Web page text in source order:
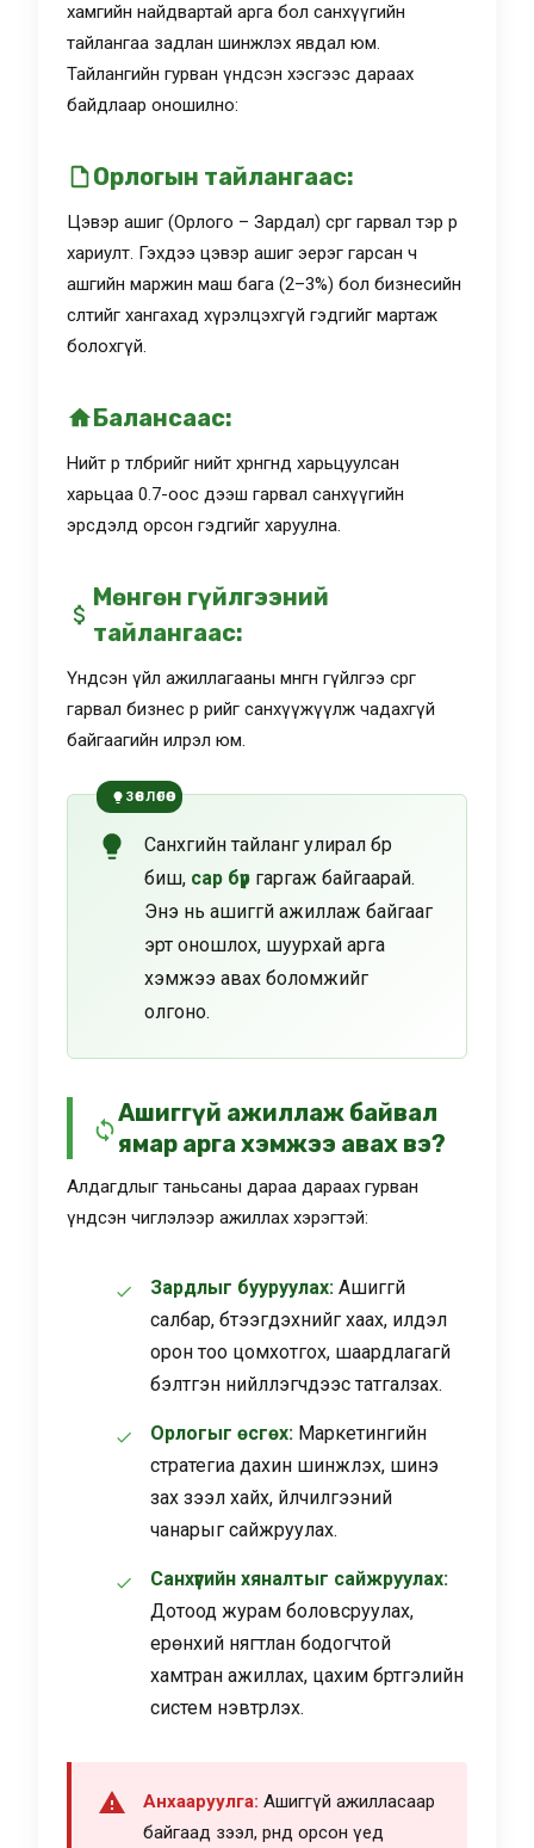
хамгийн найдвартай арга бол санхүүгийн
тайлангаа задлан шинжлэх явдал юм.
Тайлангийн гурван үндсэн хэсгээс дараах
байдлаар оношилно:
Орлогын тайлангаас:
Цэвэр ашиг (Орлого – Зардал) сөрөг гарвал тэр өөрөө
хариулт. Гэхдээ цэвэр ашиг эерэг гарсан ч
ашгийн маржин маш бага (2–3%) бол бизнесийн
өсөлтийг хангахад хүрэлцэхгүй гэдгийг мартаж
болохгүй.
Балансаас:
Нийт өр төлбөрийг нийт хөрөнгөнд харьцуулсан
харьцаа 0.7-оос дээш гарвал санхүүгийн
эрсдэлд орсон гэдгийг харуулна.
Мөнгөн гүйлгээний
тайлангаас:
Үндсэн үйл ажиллагааны мөнгөн гүйлгээ сөрөг
гарвал бизнес өөрөө өөрийгөө санхүүжүүлж чадахгүй
байгаагийн илрэл юм.
ЗӨВЛӨГӨӨ
Санхүүгийн тайланг улирал бүр
биш, сар бүр гаргаж байгаарай.
Энэ нь ашиггүй ажиллаж байгааг
эрт оношлох, шуурхай арга
хэмжээ авах боломжийг
олгоно.
Ашиггүй ажиллаж байвал
ямар арга хэмжээ авах вэ?
Алдагдлыг таньсаны дараа дараах гурван
үндсэн чиглэлээр ажиллах хэрэгтэй:
Зардлыг бууруулах: Ашиггүй
салбар, бүтээгдэхүүнийг хаах, илүүдэл
орон тоо цомхотгох, шаардлагагүй
бэлтгэн нийлүүлэгчдээс татгалзах.
Орлогыг өсгөх: Маркетингийн
стратегиа дахин шинжлэх, шинэ
зах зээл хайх, үйлчилгээний
чанарыг сайжруулах.
Санхүүгийн хяналтыг сайжруулах:
Дотоод журам боловсруулах,
ерөнхий нягтлан бодогчтой
хамтран ажиллах, цахим бүртгэлийн
систем нэвтрүүлэх.
Анхааруулга: Ашиггүй ажилласаар
байгаад зээл, өрөнд орсон үед